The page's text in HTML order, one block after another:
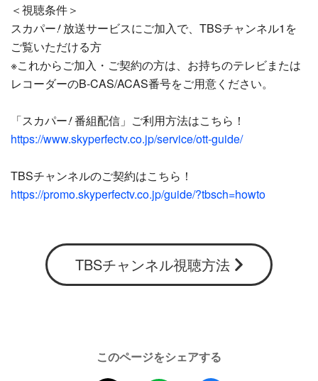
＜視聴条件＞
スカパー!放送サービスにご加入で、TBSチャンネル1を
ご覧いただける方
※これからご加入・ご契約の方は、お持ちのテレビまたは
レコーダーのB-CAS/ACAS番号をご用意ください。
「スカパー!番組配信」ご利用方法はこちら！
https://www.skyperfectv.co.jp/service/ott-guide/
TBSチャンネルのご契約はこちら！
https://promo.skyperfectv.co.jp/guide/?tbsch=howto
TBSチャンネル視聴方法
このページをシェアする